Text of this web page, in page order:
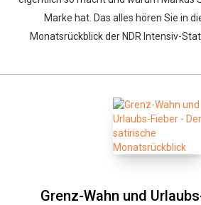
Marke hat. Das alles hören Sie in
Monatsrückblick der NDR Intensiv-
Grenz-Wahn und